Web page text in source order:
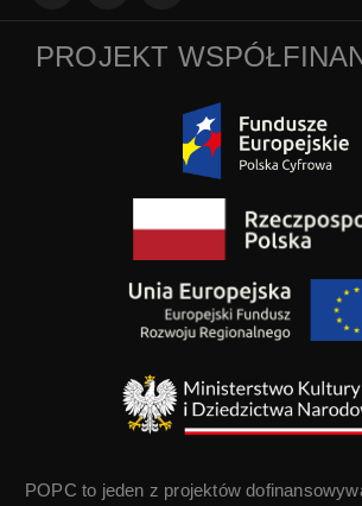
PROJEKT
POPC to jeden z projektów